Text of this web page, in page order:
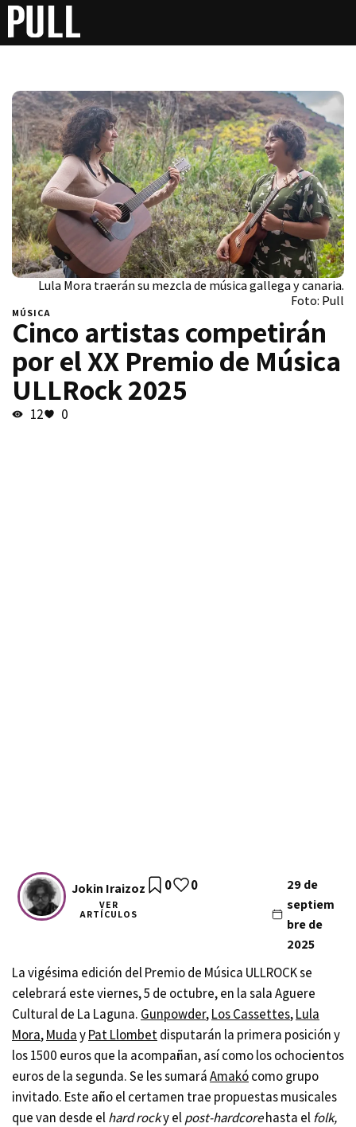
Lula Mora traerán su mezcla de música gallega y canaria.
Foto: Pull
MÚSICA
Cinco artistas competirán
por el XX Premio de Música
ULLRock 2025
12 0
Jokin Iraizoz
VER
ARTÍCULOS
29 de
septiem
bre de
2025
0 0
La vigésima edición del Premio de Música ULLROCK se
celebrará este viernes, 5 de octubre, en la sala Aguere
Cultural de La Laguna. Gunpowder,Los Cassettes,Lula
Mora,MudayPat Llombetdisputarán la primera posición y
los 1500 euros que la acompañan, así como los ochocientos
euros de la segunda. Se les sumaráAmakócomo grupo
invitado. Este año el certamen trae propuestas musicales
que van desde elhard rocky elpost-hardcorehasta elfolk,